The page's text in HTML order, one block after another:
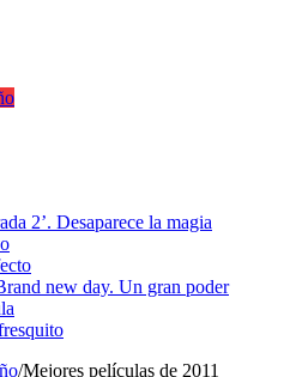
2’. Desaparece la magia
new day. Un gran poder
/Mejores películas de 2011